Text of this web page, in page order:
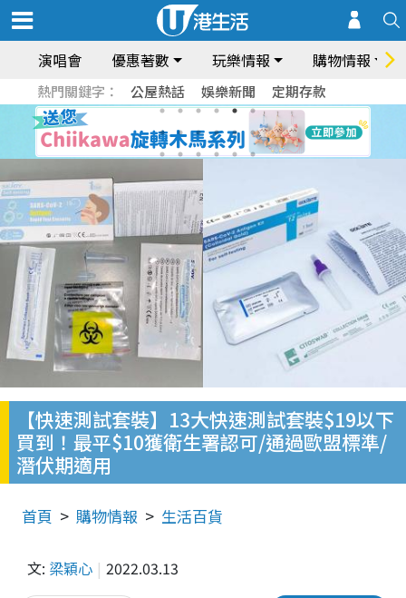
演唱會 優惠著數 玩樂情報 購物情報
熱門關鍵字： 公屋熱話 娛樂新聞 定期存款
【快速測試套裝】13大快速測試套裝$19以下
買到！最平$10獲衛生署認可/通過歐盟標準/
潛伏期適用
首頁 購物情報 生活百貨
文: 梁穎心 2022.03.13